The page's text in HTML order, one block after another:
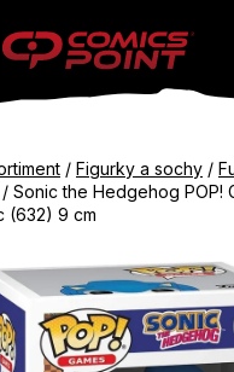
/ Figurky a sochy /
/ Sonic the Hedgehog POP!
(632) 9 cm